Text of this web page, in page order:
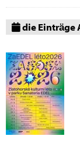
die Einträge